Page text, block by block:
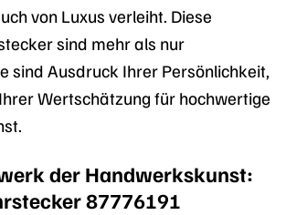
von Luxus verleiht. Diese
sind mehr als nur
sind Ausdruck Ihrer Persönlichkeit,
Wertschätzung für hochwertige
der Handwerkskunst:
87776191